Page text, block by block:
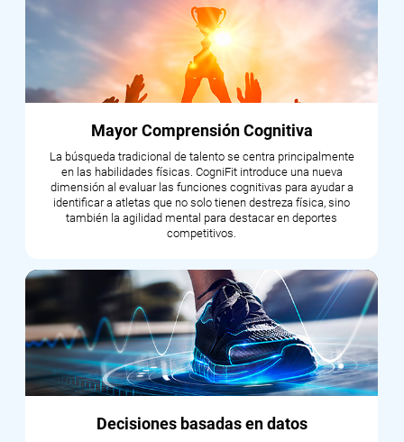
Mayor Comprensión Cognitiva
La búsqueda tradicional de talento se centra principalmente
en las habilidades físicas. CogniFit introduce una nueva
dimensión al evaluar las funciones cognitivas para ayudar a
identificar a atletas que no solo tienen destreza física, sino
también la agilidad mental para destacar en deportes
competitivos.
Decisiones basadas en datos